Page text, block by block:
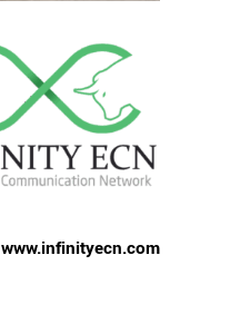
www.infinityecn.com